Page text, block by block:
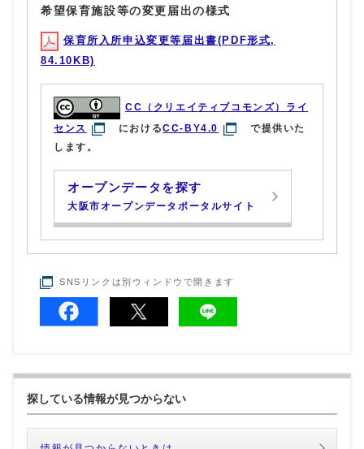
希望保育施設等の変更届出の様式
保育所入所申込変更等届出書(PDF形式,
84.10KB)
CC（クリエイティブコモンズ）ライ
センス
におけるCC-BY4.0
で提供いた
します。
オープンデータを探す
大阪市オープンデータポータルサイト
SNSリンクは別ウィンドウで開きます
探している情報が見つからない